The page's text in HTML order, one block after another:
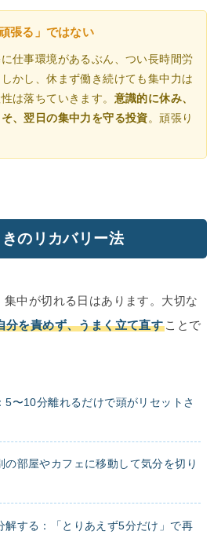
張る」ではない
仕事環境があるぶん、つい長時間労
かし、休まず働き続けても集中力は
は落ちていきます。 意識的に休み、
、翌日の集中力を守る投資。頑張り
のリカバリー法
集中が切れる日はあります。大切な
分を責めず、うまく立て直す ことで
5〜10分離れるだけで頭がリセットさ
の部屋やカフェに移動して気分を切り
解する：「とりあえず5分だけ」で再